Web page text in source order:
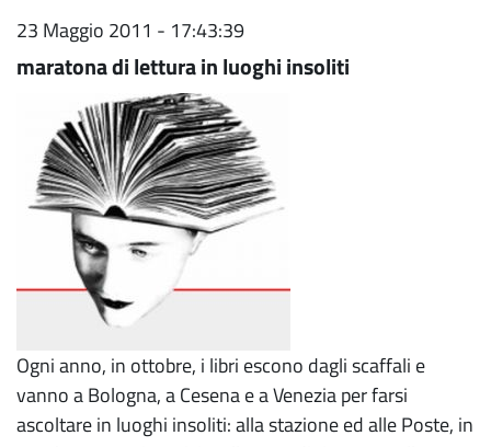
23 Maggio 2011 - 17:43:39
maratona di lettura in luoghi insoliti
Ogni anno, in ottobre, i libri escono dagli scaffali e
vanno a Bologna, a Cesena e a Venezia per farsi
ascoltare in luoghi insoliti: alla stazione ed alle Poste, in